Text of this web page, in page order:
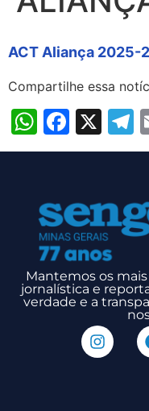
ACT Aliança 2025-
Compartilhe essa
X
Mantemos os
jornalística e
verdade e a